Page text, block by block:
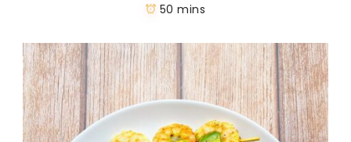
50 mins